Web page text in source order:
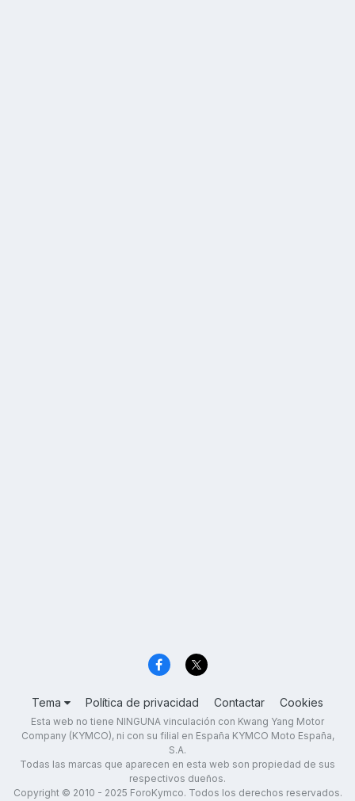
Tema Política de privacidad Contactar Cookies
Esta web no tiene NINGUNA vinculación con Kwang Yang Motor
Company (KYMCO), ni con su filial en España KYMCO Moto España,
S.A.
Todas las marcas que aparecen en esta web son propiedad de sus
respectivos dueños.
Copyright © 2010 - 2025 ForoKymco. Todos los derechos reservados.